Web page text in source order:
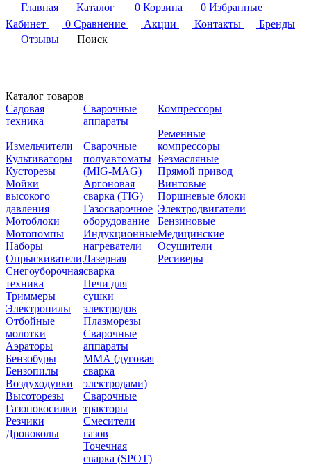
Главная
Каталог 0 Корзина 0 Избранные
Кабинет
0 Сравнение Акции Контакты
Бренды
Отзывы
Поиск
Каталог товаров
Садовая
техника
Измельчители
Культиваторы
Кусторезы
Мойки
высокого
давления
Мотоблоки
Мотопомпы
Наборы
Опрыскиватели
Снегоуборочная
техника
Триммеры
Электропилы
Отбойные
молотки
Аэраторы
Бензобуры
Бензопилы
Воздуходувки
Высоторезы
Газонокосилки
Резчики
Дровоколы
Сварочные
аппараты
Сварочные
полуавтоматы
(MIG-MAG)
Аргоновая
сварка (TIG)
Газосварочное
оборудование
Индукционные
нагреватели
Лазерная
сварка
Печи для
сушки
электродов
Плазморезы
Сварочные
аппараты
ММА (дуговая
сварка
электродами)
Сварочные
тракторы
Смесители
газов
Точечная
сварка (SPOT)
Компрессоры
Ременные
компрессоры
Безмасляные
Прямой привод
Винтовые
Поршневые блоки
Электродвигатели
Бензиновые
Медицинские
Осушители
Ресиверы